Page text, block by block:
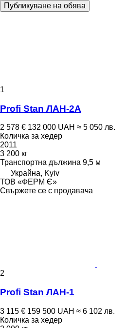
Публикуване на обява
1
Profi Stan ЛАН-2А
2 578 € 132 000 UAH ≈ 5 050 лв.
Количка за хедер
2011
3 200 кг
Транспортна дължина 9,5 м
Украйна, Kyiv
ТОВ «ФЕРМ Є»
Свържете се с продавача
2
Profi Stan ЛАН-1
3 115 € 159 500 UAH ≈ 6 102 лв.
Количка за хедер